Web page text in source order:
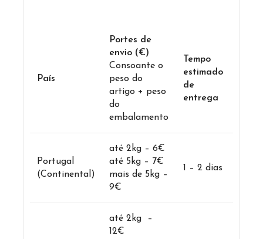
País
Portes de
envio (€)
Consoante o
peso do
artigo + peso
do
embalamento
Tempo
estimado
de
entrega
Portugal
(Continental)
até 2kg – 6€
até 5kg – 7€
mais de 5kg –
9€
1 – 2 dias
até 2kg –
12€